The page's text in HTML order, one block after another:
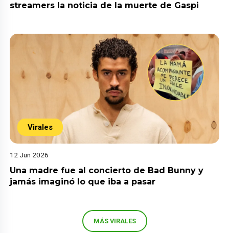
streamers la noticia de la muerte de Gaspi
Virales
12 Jun 2026
Una madre fue al concierto de Bad Bunny y
jamás imaginó lo que iba a pasar
MÁS VIRALES